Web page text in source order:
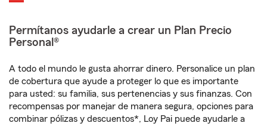
Permítanos ayudarle a crear un Plan Precio
Personal®
A todo el mundo le gusta ahorrar dinero. Personalice un plan
de cobertura que ayude a proteger lo que es importante
para usted: su familia, sus pertenencias y sus finanzas. Con
recompensas por manejar de manera segura, opciones para
combinar pólizas y descuentos*, Loy Pai puede ayudarle a